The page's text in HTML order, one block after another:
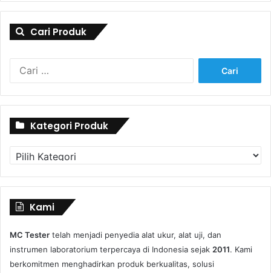
Cari Produk
Kategori Produk
Kategori
Produk
Kami
MC Tester telah menjadi penyedia alat ukur, alat uji, dan
instrumen laboratorium terpercaya di Indonesia sejak 2011. Kami
berkomitmen menghadirkan produk berkualitas, solusi